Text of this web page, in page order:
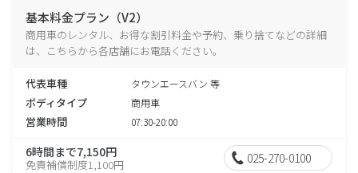
基本料金プラン（V2）
商用車のレンタル、お得な割引料金や予約、乗り捨てなどの詳細
は、こちらから各店舗にお電話ください。
代表車種 タウンエースバン 等
ボディタイプ 商用車
営業時間 07:30-20:00
6時間まで7,150円
免責補償制度1,100円 025-270-0100